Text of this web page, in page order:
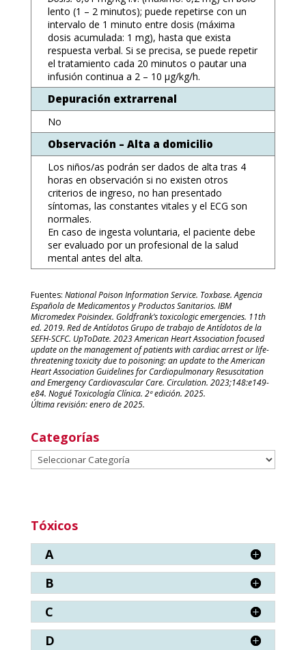
lento (1 – 2 minutos); puede repetirse con un
intervalo de 1 minuto entre dosis (máxima
dosis acumulada: 1 mg), hasta que exista
respuesta verbal. Si se precisa, se puede repetir
el tratamiento cada 20 minutos o pautar una
infusión continua a 2 – 10 μg/kg/h.
Depuración extrarrenal
No
Observación – Alta a domicilio
Los niños/as podrán ser dados de alta tras 4
horas en observación si no existen otros
criterios de ingreso, no han presentado
síntomas, las constantes vitales y el ECG son
normales.
En caso de ingesta voluntaria, el paciente debe
ser evaluado por un profesional de la salud
mental antes del alta.
Fuentes: National Poison Information Service. Toxbase. Agencia
Española de Medicamentos y Productos Sanitarios. IBM
Micromedex Poisindex. Goldfrank’s toxicologic emergencies. 11th
ed. 2019. Red de Antídotos Grupo de trabajo de Antídotos de la
SEFH-SCFC. UpToDate. 2023 American Heart Association focused
update on the management of patients with cardiac arrest or life-
threatening toxicity due to poisoning: an update to the American
Heart Association Guidelines for Cardiopulmonary Resuscitation
and Emergency Cardiovascular Care. Circulation. 2023;148:e149-
e84. Nogué Toxicología Clínica. 2ª edición. 2025.
Última revisión: enero de 2025.
Categorías
Categorías
Tóxicos
A
B
C
D